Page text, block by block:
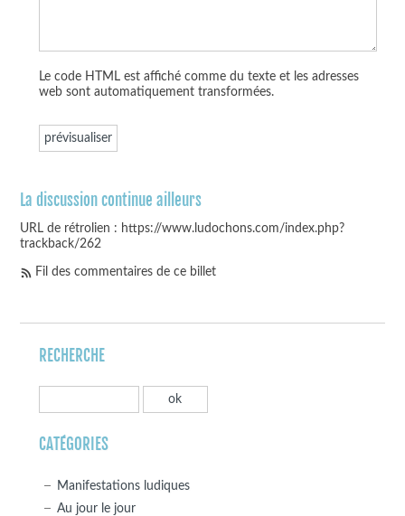
Le code HTML est affiché comme du texte et les adresses
web sont automatiquement transformées.
La discussion continue ailleurs
URL de rétrolien : https://www.ludochons.com/index.php?
trackback/262
Fil des commentaires de ce billet
RECHERCHE
CATÉGORIES
Manifestations ludiques
Au jour le jour